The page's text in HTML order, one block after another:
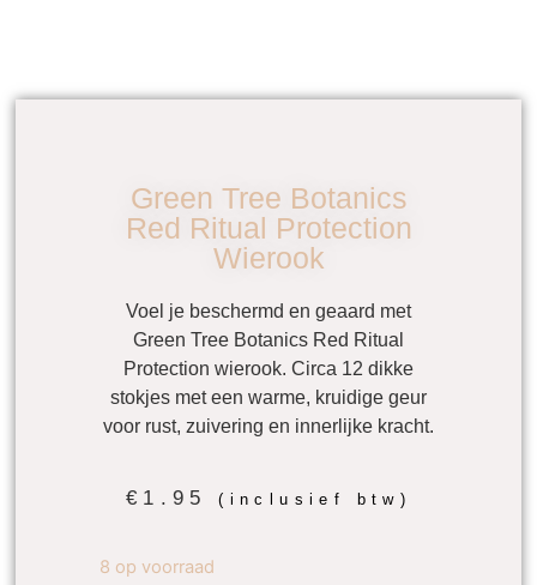
Green Tree Botanics
Red Ritual Protection
Wierook
Voel je beschermd en geaard met
Green Tree Botanics Red Ritual
Protection wierook. Circa 12 dikke
stokjes met een warme, kruidige geur
voor rust, zuivering en innerlijke kracht.
€ 1.95 (inclusief btw)
8 op voorraad